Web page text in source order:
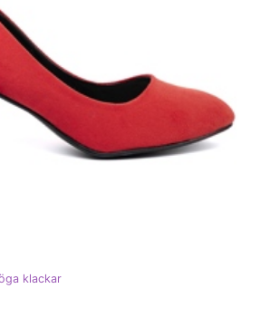
klackar